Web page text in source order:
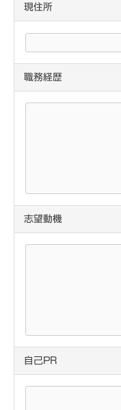
現住所
職務経歴
志望動機
自己PR